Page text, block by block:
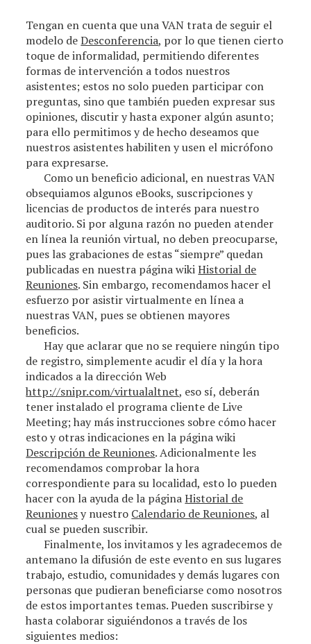
Tengan en cuenta que una VAN trata de seguir el
modelo deDesconferencia, por lo que tienen cierto
toque de informalidad, permitiendo diferentes
formas de intervención a todos nuestros
asistentes; estos no solo pueden participar con
preguntas, sino que también pueden expresar sus
opiniones, discutir y hasta exponer algún asunto;
para ello permitimos y de hecho deseamos que
nuestros asistentes habiliten y usen el micrófono
para expresarse.
Como un beneficio adicional, en nuestras VAN
obsequiamos algunos eBooks, suscripciones y
licencias de productos de interés para nuestro
auditorio. Si por alguna razón no pueden atender
en línea la reunión virtual, no deben preocuparse,
pues las grabaciones de estas “siempre” quedan
publicadas en nuestra página wikiHistorial de
Reuniones. Sin embargo, recomendamos hacer el
esfuerzo por asistir virtualmente en línea a
nuestras VAN, pues se obtienen mayores
beneficios.
Hay que aclarar que no se requiere ningún tipo
de registro, simplemente acudir el día y la hora
indicados a la dirección Web
http://snipr.com/virtualaltnet, eso sí, deberán
tener instalado el programa cliente de Live
Meeting; hay más instrucciones sobre cómo hacer
esto y otras indicaciones en la página wiki
Descripción de Reuniones. Adicionalmente les
recomendamos comprobar la hora
correspondiente para su localidad, esto lo pueden
hacer con la ayuda de la páginaHistorial de
Reunionesy nuestro Calendario de Reuniones, al
cual se pueden suscribir.
Finalmente, los invitamos y les agradecemos de
antemano la difusión de este evento en sus lugares
trabajo, estudio, comunidades y demás lugares con
personas que pudieran beneficiarse como nosotros
de estos importantes temas. Pueden suscribirse y
hasta colaborar siguiéndonos a través de los
siguientes medios: